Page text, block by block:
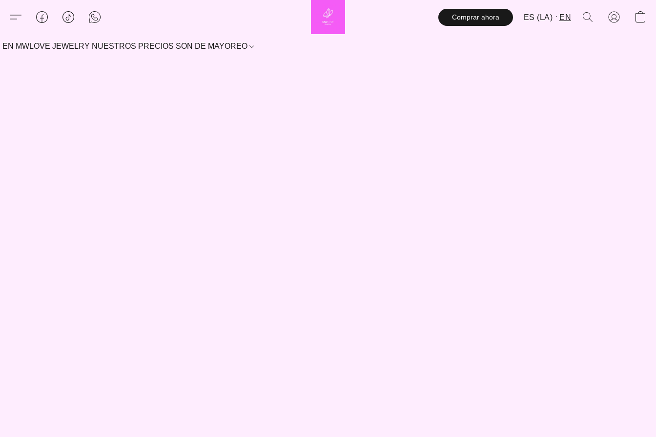
Comprar ahora ES (LA) EN
EN MWLOVE JEWELRY NUESTROS PRECIOS SON DE MAYOREO